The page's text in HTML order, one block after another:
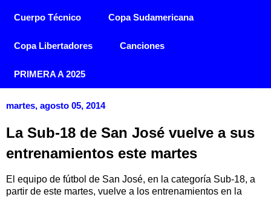
Cuerpo Técnico Copa Sudamericana
Copa Libertadores Canciones
PRIMERA A 2025
martes, agosto 05, 2014
La Sub-18 de San José vuelve a sus
entrenamientos este martes
El equipo de fútbol de San José, en la categoría Sub-18, a
partir de este martes, vuelve a los entrenamientos en la